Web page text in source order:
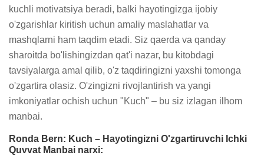
kuchli motivatsiya beradi, balki hayotingizga ijobiy
o'zgarishlar kiritish uchun amaliy maslahatlar va
mashqlarni ham taqdim etadi. Siz qaerda va qanday
sharoitda bo'lishingizdan qat'i nazar, bu kitobdagi
tavsiyalarga amal qilib, o'z taqdiringizni yaxshi tomonga
o'zgartira olasiz. O'zingizni rivojlantirish va yangi
imkoniyatlar ochish uchun "Kuch" – bu siz izlagan ilhom
manbai.
Ronda Bern: Kuch – Hayotingizni O'zgartiruvchi Ichki
Quvvat Manbai narxi: